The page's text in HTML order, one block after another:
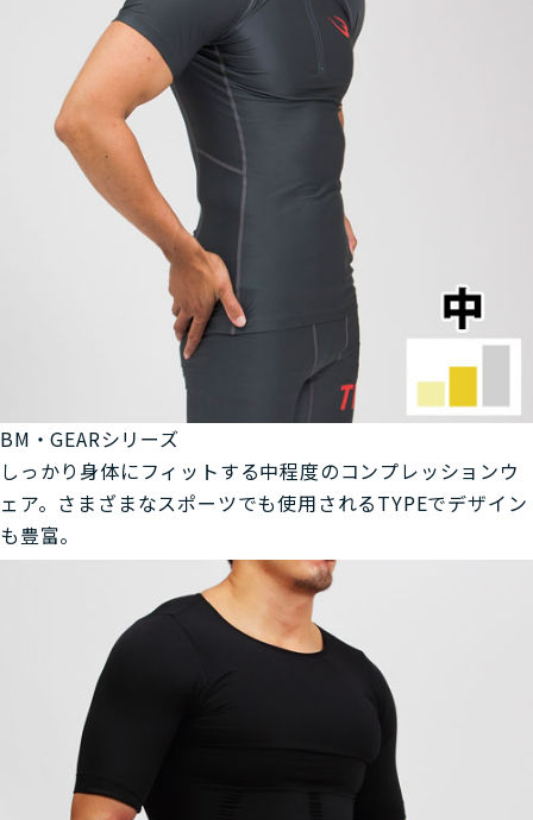
BM・GEARシリーズ
しっかり身体にフィットする中程度のコンプレッションウ
ェア。さまざまなスポーツでも使用されるTYPEでデザイン
も豊富。